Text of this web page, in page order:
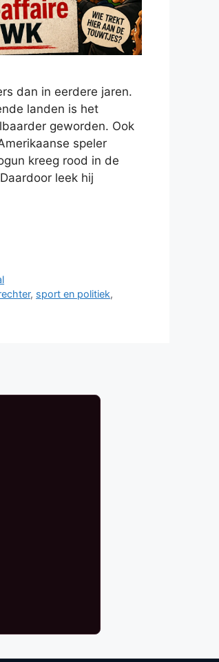
dan in eerdere jaren.
landen is het
geworden. Ook
speler
kreeg rood in de
leek hij
, sport en politiek,